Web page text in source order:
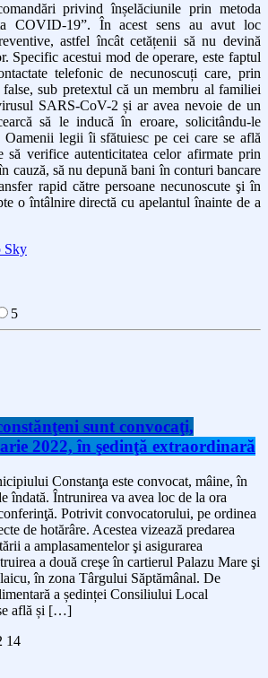
privind înșelăciunile prin metoda
COVID-19”. În acest sens au avut loc
astfel încât cetățenii să nu devină
Specific acestui mod de operare, este faptul
telefonic de necunoscuți care, prin
sub pretextul că un membru al familiei
SARS-CoV-2 și ar avea nevoie de un
să le inducă în eroare, solicitându-le
legii îi sfătuiesc pe cei care se află
să verifice autenticitatea celor afirmate prin
cauză, să nu depună bani în conturi bancare
rapid către persoane necunoscute şi în
o întâlnire directă cu apelantul înainte de a
Sky
5
sunt convocaţi,
2022, în şedinţă extraordinară
Constanţa este convocat, mâine, în
îndată. Întrunirea va avea loc de la ora
Potrivit convocatorului, pe ordinea
de hotărâre. Acestea vizează predarea
a amplasamentelor şi asigurarea
a două creşe în cartierul Palazu Mare şi
în zona Târgului Săptămânal. De
a ședinței Consiliului Local
află și […]
14